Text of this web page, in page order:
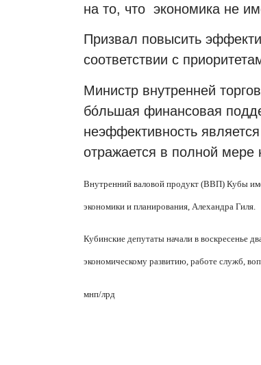
на то, что экономика не
Призвал повысить
соответствии с
Министр внутренней
бóльшая финансовая
неэффективность
отражается в полной мере
Внутренний валовой продукт (ВВП) Кубы
экономики и планирования, Алехандра Гиля.
Кубинские депутаты начали в воскресенье
экономическому развитию, работе служб,
мнп/лрд